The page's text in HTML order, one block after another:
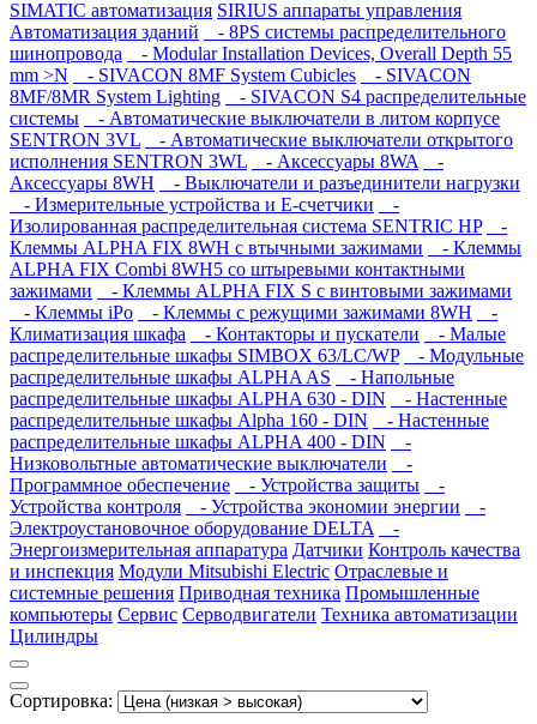
SIMATIC автоматизация SIRIUS аппараты управления
Автоматизация зданий
- 8PS системы распределительного
шинопровода
- Modular Installation Devices, Overall Depth 55
mm >N
- SIVACON 8MF System Cubicles
- SIVACON
8MF/8MR System Lighting
- SIVACON S4 распределительные
системы
- Автоматические выключатели в литом корпусе
SENTRON 3VL
- Автоматические выключатели открытого
исполнения SENTRON 3WL
- Аксессуары 8WA
-
Аксессуары 8WH
- Выключатели и разъединители нагрузки
- Измерительные устройства и E-счетчики
-
Изолированная распределительная система SENTRIC HP
-
Клеммы ALPHA FIX 8WH с втычными зажимами
- Клеммы
ALPHA FIX Combi 8WH5 со штыревыми контактными
зажимами
- Клеммы ALPHA FIX S с винтовыми зажимами
- Клеммы iPo
- Клеммы с режущими зажимами 8WH
-
Климатизация шкафа
- Контакторы и пускатели
- Малые
распределительные шкафы SIMBOX 63/LC/WP
- Модульные
распределительные шкафы ALPHA AS
- Напольные
распределительные шкафы ALPHA 630 - DIN
- Настенные
распределительные шкафы Alpha 160 - DIN
- Настенные
распределительные шкафы ALPHA 400 - DIN
-
Низковольтные автоматические выключатели
-
Программное обеспечение
- Устройства защиты
-
Устройства контроля
- Устройства экономии энергии
-
Электроустановочное оборудование DELTA
-
Энергоизмерительная аппаратура Датчики Контроль качества
и инспекция Модули Mitsubishi Electric Отраслевые и
системные решения Приводная техника Промышленные
компьютеры Сервис Серводвигатели Техника автоматизации
Цилиндры
Сортировка: